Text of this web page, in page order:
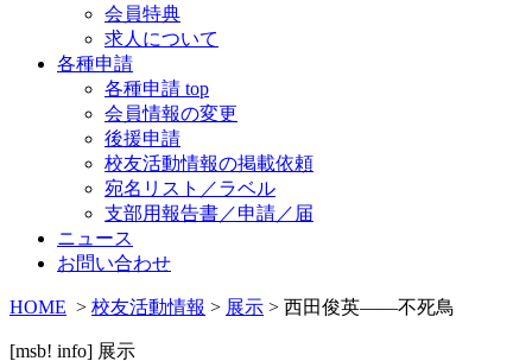
会員特典
求人について
各種申請
各種申請 top
会員情報の変更
後援申請
校友活動情報の掲載依頼
宛名リスト／ラベル
支部用報告書／申請／届
ニュース
お問い合わせ
HOME > 校友活動情報 > 展示 > 西田俊英——不死鳥
[msb! info] 展示